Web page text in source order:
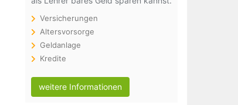
Versicherungen
Altersvorsorge
Geldanlage
Kredite
weitere Informationen